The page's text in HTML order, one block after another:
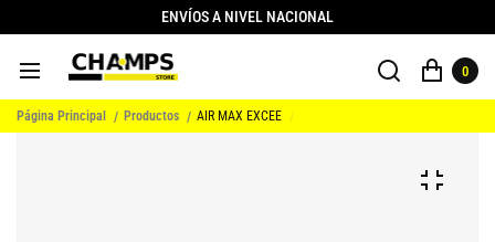
ENVÍOS A NIVEL NACIONAL
0
Página Principal Productos AIR MAX EXCEE